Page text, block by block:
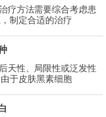
方法需要综合考虑患
制定合适的治疗
性、局限性或泛发性
于皮肤黑素细胞